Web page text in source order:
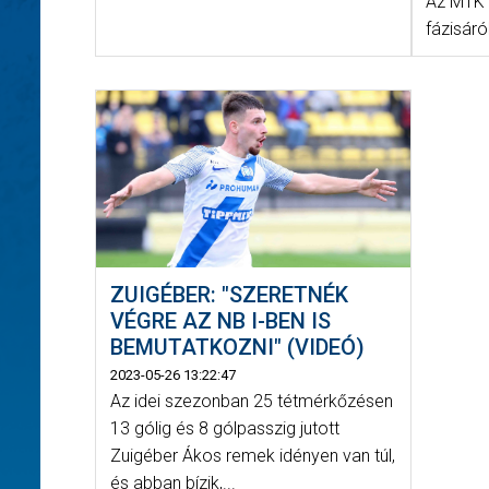
ZUIGÉBER: "SZERETNÉK
VÉGRE AZ NB I-BEN IS
BEMUTATKOZNI" (VIDEÓ)
2023-05-26 13:22:47
Az idei szezonban 25 tétmérkőzésen
13 gólig és 8 gólpasszig jutott
Zuigéber Ákos remek idényen van túl,
és abban bízik,...